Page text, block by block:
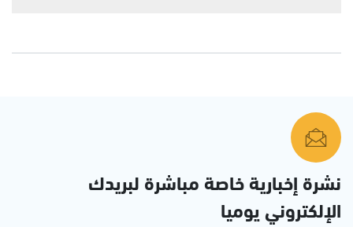
نشرة إخبارية خاصة مباشرة لبريدك
الإلكتروني يوميا